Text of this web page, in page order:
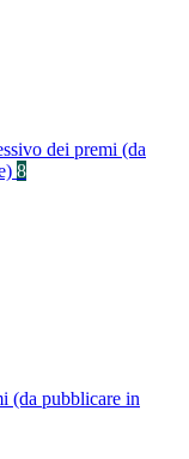
dei premi (da
8
(da pubblicare in